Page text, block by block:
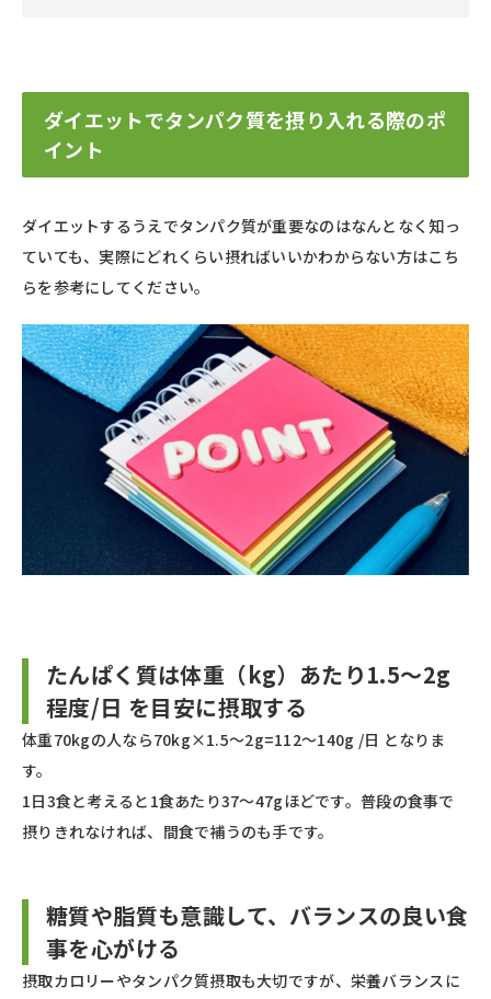
ダイエットでタンパク質を摂り入れる際のポ
イント
ダイエットするうえでタンパク質が重要なのはなんとなく知っ
ていても、実際にどれくらい摂ればいいかわからない方はこち
らを参考にしてください。
たんぱく質は体重（kg）あたり1.5〜2g
程度/日 を目安に摂取する
体重70kgの人なら70kg×1.5〜2g=112〜140g /日 となりま
す。
1日3食と考えると1食あたり37〜47gほどです。普段の食事で
摂りきれなければ、間食で補うのも手です。
糖質や脂質も意識して、バランスの良い食
事を心がける
摂取カロリーやタンパク質摂取も大切ですが、栄養バランスに